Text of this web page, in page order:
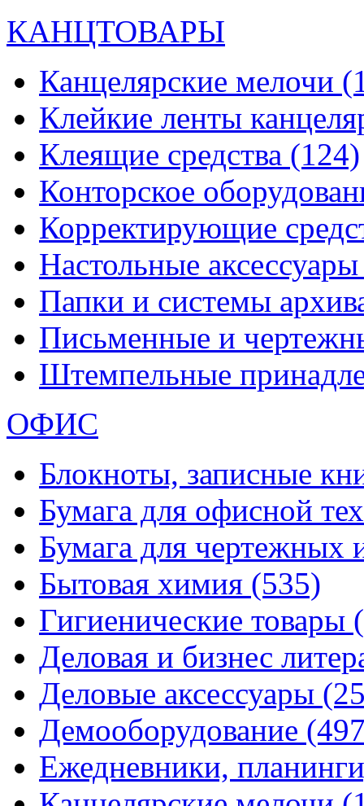
КАНЦТОВАРЫ
Канцелярские мелочи
Клейкие ленты
Клеящие средства (124)
Конторское
Корректирующие
Настольные
Папки и системы
Письменные и
Штемпельные
ОФИС
Блокноты, записные
Бумага для офисной
Бумага для чертежных
Бытовая химия (535)
Гигиенические товары
Деловая и бизнес
Деловые аксессуары
Демооборудование
Ежедневники,